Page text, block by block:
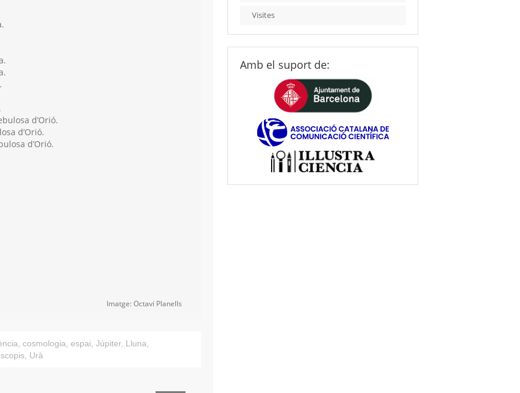
d’Orió.
d’Orió.
d’Orió.
Imatge: Octavi Planells
, cosmologia, espai, Júpiter, Lluna,
, Urà
Visites
Amb el suport de: